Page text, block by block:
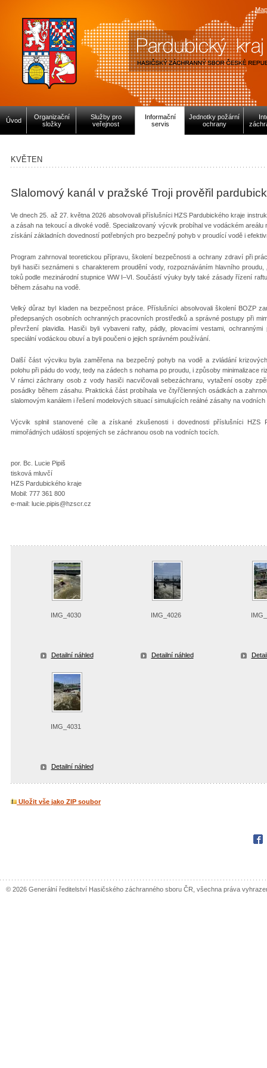
Úvod
Organizační
složky
Služby pro
veřejnost
Informační
servis
Jednotky požární
ochrany
KVĚTEN
Slalomový kanál v pražské Troji prověřil
Ve dnech 25. až 27. května 2026 absolvovali příslušníci HZS Pardubického kraje
a zásah na tekoucí a divoké vodě. Specializovaný výcvik probíhal ve vodáckém
získání základních dovedností potřebných pro bezpečný pohyb v proudící vodě i
Program zahrnoval teoretickou přípravu, školení bezpečnosti a ochrany zdraví při
byli hasiči seznámeni s charakterem proudění vody, rozpoznáváním hlavního
toků podle mezinárodní stupnice WW I–VI. Součástí výuky byly také zásady řízení
během zásahu na vodě.
Velký důraz byl kladen na bezpečnost práce. Příslušníci absolvovali školení BOZP
předepsaných osobních ochranných pracovních prostředků a správné postupy při
převržení plavidla. Hasiči byli vybaveni rafty, pádly, plovacími vestami,
speciální vodáckou obuví a byli poučeni o jejich správném používání.
Další část výcviku byla zaměřena na bezpečný pohyb na vodě a zvládání
polohu při pádu do vody, tedy na zádech s nohama po proudu, i způsoby minimalizace
V rámci záchrany osob z vody hasiči nacvičovali sebezáchranu, vytažení osoby
posádky během zásahu. Praktická část probíhala ve čtyřčlenných osádkách a
slalomovým kanálem i řešení modelových situací simulujících reálné zásahy na
Výcvik splnil stanovené cíle a získané zkušenosti i dovednosti příslušníci HZS
mimořádných událostí spojených se záchranou osob na vodních tocích.
por. Bc. Lucie Pipiš
tisková mluvčí
HZS Pardubického kraje
Mobil: 777 361 800
e-mail: lucie.pipis@hzscr.cz
IMG_4030
Detailní náhled
IMG_4026
Detailní náhled
IMG_4031
Detailní náhled
Uložit vše jako ZIP soubor
© 2026 Generální ředitelství Hasičského záchranného sboru ČR, všechna práva